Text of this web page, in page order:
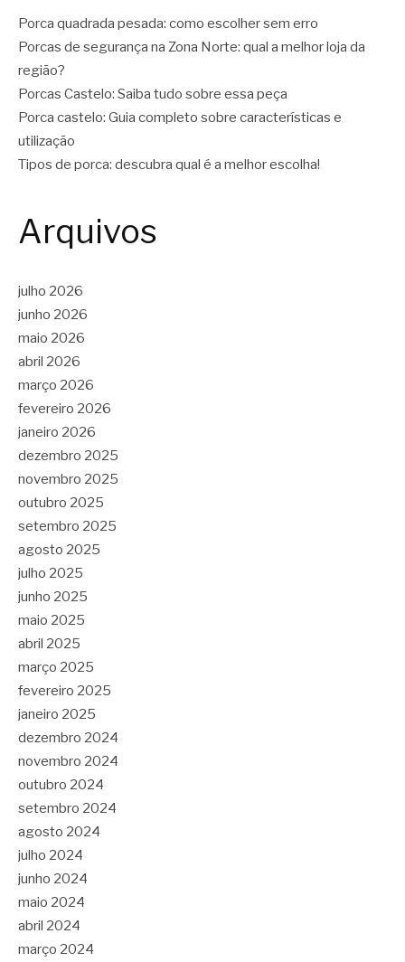
Porca quadrada pesada: como escolher sem erro
Porcas de segurança na Zona Norte: qual a melhor loja da
região?
Porcas Castelo: Saiba tudo sobre essa peça
Porca castelo: Guia completo sobre características e
utilização
Tipos de porca: descubra qual é a melhor escolha!
Arquivos
julho 2026
junho 2026
maio 2026
abril 2026
março 2026
fevereiro 2026
janeiro 2026
dezembro 2025
novembro 2025
outubro 2025
setembro 2025
agosto 2025
julho 2025
junho 2025
maio 2025
abril 2025
março 2025
fevereiro 2025
janeiro 2025
dezembro 2024
novembro 2024
outubro 2024
setembro 2024
agosto 2024
julho 2024
junho 2024
maio 2024
abril 2024
março 2024